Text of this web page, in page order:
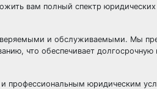
вам полный спектр юридических
и обслуживаемыми. Мы
что обеспечивает долгосрочную
профессиональным юридическим